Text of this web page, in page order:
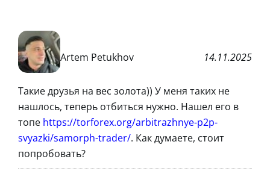
Artem Petukhov 14.11.2025
Такие друзья на вес золота)) У меня таких не
нашлось, теперь отбиться нужно. Нашел его в
топе https://torforex.org/arbitrazhnye-p2p-
svyazki/samorph-trader/. Как думаете, стоит
попробовать?